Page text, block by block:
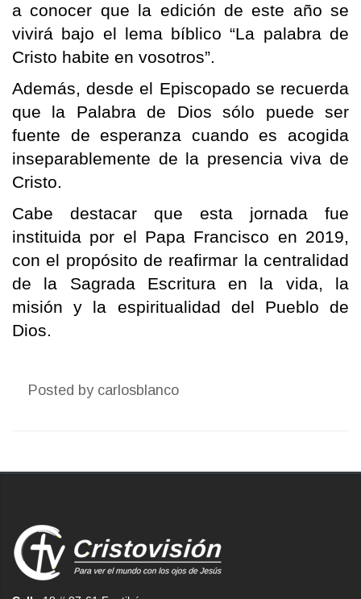
a conocer que la edición de este año se
vivirá bajo el lema bíblico “La palabra de
Cristo habite en vosotros”.
Además, desde el Episcopado se recuerda
que la Palabra de Dios sólo puede ser
fuente de esperanza cuando es acogida
inseparablemente de la presencia viva de
Cristo.
Cabe destacar que esta jornada fue
instituida por el Papa Francisco en 2019,
con el propósito de reafirmar la centralidad
de la Sagrada Escritura en la vida, la
misión y la espiritualidad del Pueblo de
Dios.
Posted by carlosblanco